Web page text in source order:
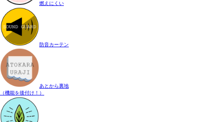
燃えにくい
防音カーテン
あとから裏地
（機能を後付け！）